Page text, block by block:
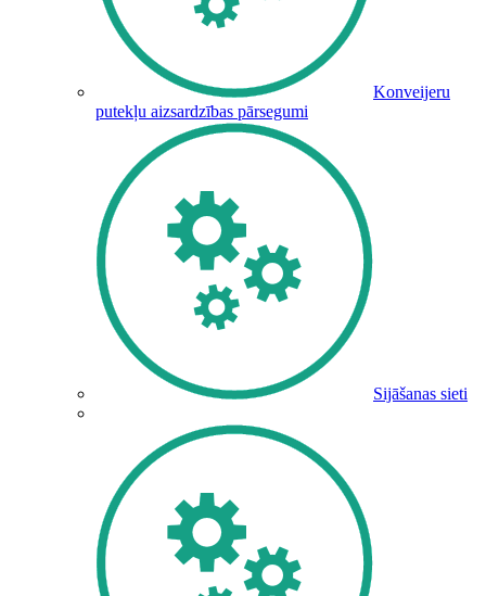
Konveijeru
putekļu aizsardzības pārsegumi
Sijāšanas sieti